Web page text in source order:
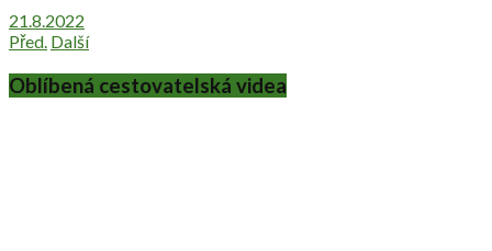
21.8.2022
Před. Další
Oblíbená cestovatelská videa